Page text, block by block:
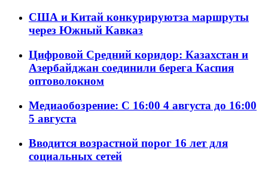
США и Китай конкурируютза маршруты
через Южный Кавказ
Цифровой Средний коридор: Казахстан и
Азербайджан соединили берега Каспия
оптоволокном
Медиаобозрение: С 16:00 4 августа до 16:00
5 августа
Вводится возрастной порог 16 лет для
социальных сетей